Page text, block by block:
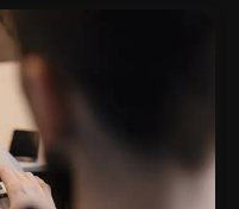
adalah runtime
memungkinkan JavaScript
memungkinkan kita
aplikasi backend, seperti
Node.js:Asynchronous
arsitektur non-blocking,
menangani banyak
Language → Developer
secara